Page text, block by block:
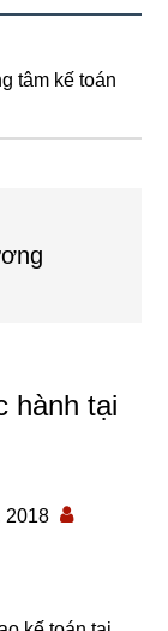
tâm kế toán
hành tại
2018